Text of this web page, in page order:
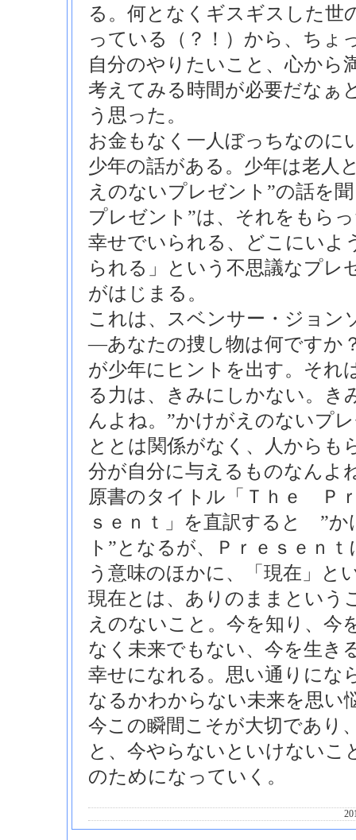
る。何となくギスギスした世
っている（？！）から、ちょ
自分のやりたいこと、心から
考えてみる時間が必要だなぁ
う思った。
お金もなく一人ぼっちなのに
少年の話がある。少年は老人
えのないプレゼント”の話を
プレゼント”は、それをもら
幸せでいられる、どこにいよ
られる」という不思議なプレ
がはじまる。
これは、スベンサー・ジョン
―あなたの捜し物は何ですか
が少年にヒントを出す。それ
る力は、きみにしかない。き
んよね。”かけがえのないプ
ととは関係がなく、人からも
分が自分に与えるものなんよ
原書のタイトル「Ｔｈｅ Ｐ
ｓｅｎｔ」を直訳すると ”
ト”となるが、Ｐｒｅｓｅｎ
う意味のほかに、「現在」と
現在とは、ありのままという
えのないこと。今を知り、今
なく未来でもない、今を生き
幸せになれる。思い通りにな
なるかわからない未来を思い
今この瞬間こそが大切であり
と、今やらないといけないこ
のためになっていく。